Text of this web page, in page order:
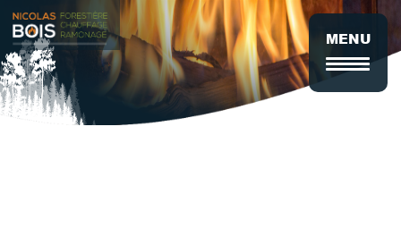
Aller
au
contenu
principal
MENU